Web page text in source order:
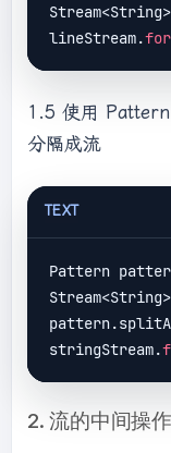
lineStream.
1.5 使用
分隔成流
TEXT
Pattern
stringStream.
2. 流的中间操作